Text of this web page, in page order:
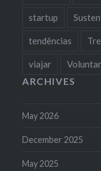
startup
tendências
viajar
ARCHIVES
May 2026
December 2025
May 2025